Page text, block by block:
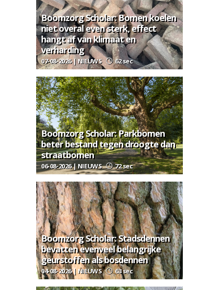
Boomzorg Scholar: Bomen koelen
niet overal even sterk, effect
hangt af van klimaat en
verharding
07-08-2026 | NIEUWS 62 sec
Boomzorg Scholar: Parkbomen
beter bestand tegen droogte dan
straatbomen
06-08-2026 | NIEUWS 72 sec
Boomzorg Scholar: Stadsdennen
bevatten evenveel belangrijke
geurstoffen als bosdennen
04-08-2026 | NIEUWS 63 sec